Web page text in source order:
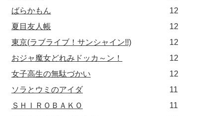
ばらかもん
12
夏目友人帳
12
東京(ラブライブ！サンシャイン!!)
12
おジャ魔女どれみドッカ～ン！
12
女子高生の無駄づかい
12
ソラとウミのアイダ
11
ＳＨＩＲＯＢＡＫＯ
11